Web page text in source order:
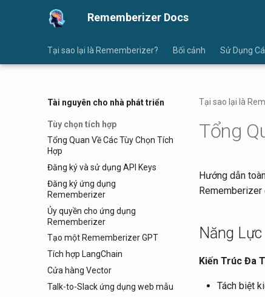
Rememberizer Docs
Tại sao lại là Rememberizer? Bối cảnh Sử Dụng
Tài nguyên cho nhà phát triển
Tùy chọn tích hợp
Tổng Quan Về Các Tùy Chọn Tích
Hợp
Đăng ký và sử dụng API Keys
Đăng ký ứng dụng
Rememberizer
Ủy quyền cho ứng dụng
Rememberizer
Tạo một Rememberizer GPT
Tích hợp LangChain
Cửa hàng Vector
Talk-to-Slack ứng dụng web mẫu
Tại sao lại là
Tổng
Hướng dẫn
Rememberizer
Năng
Kiến Trúc Đa
Tách biệt